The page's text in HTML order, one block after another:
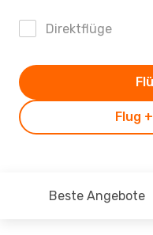
Direktflüge
Flug
Beste Angebote